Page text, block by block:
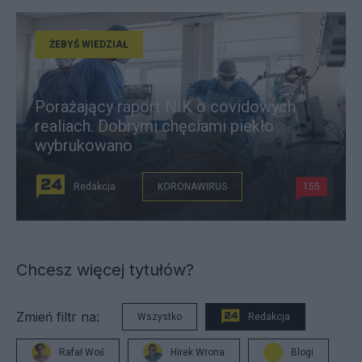
ŻEBYŚ WIEDZIAŁ
Porażający raport NIK o covidowych
realiach. Dobrymi chęciami piekło
wybrukowano
Redakcja KORONAWIRUS 155
Chcesz więcej tytułów?
Zmień filtr na: Wszystko Redakcja
Rafał Woś Hirek Wrona Blogi